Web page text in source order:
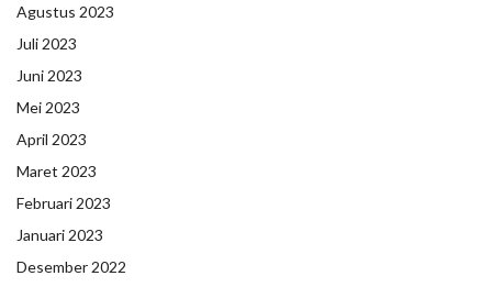
Agustus 2023
Juli 2023
Juni 2023
Mei 2023
April 2023
Maret 2023
Februari 2023
Januari 2023
Desember 2022